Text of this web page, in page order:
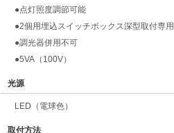
●点灯照度調節可能
●2個用埋込スイッチボックス深型取付専用
●調光器併用不可
●5VA（100V）
光源
LED（電球色）
取付方法